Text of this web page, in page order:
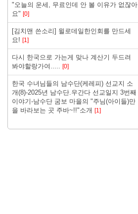
"오늘의 운세, 무료인데 안 볼 이유가 없잖아
요" [0]
[김치맨 쓴소리] 윌로데일한인회를 만드세
요! ​ [1]
다시 한국으로 가는게 맞나 계산기 두드려
봐야할랑가여..... [0]
한국 수녀님들의 남수단(케레피) 선교지 소
개(8)-2025년 남수단.우간다 선교일지 3번째
이야기-남수단 굼보 마을의 "주님(아이들)만
을 바라보는 곳 주바~!!"소개 [1]